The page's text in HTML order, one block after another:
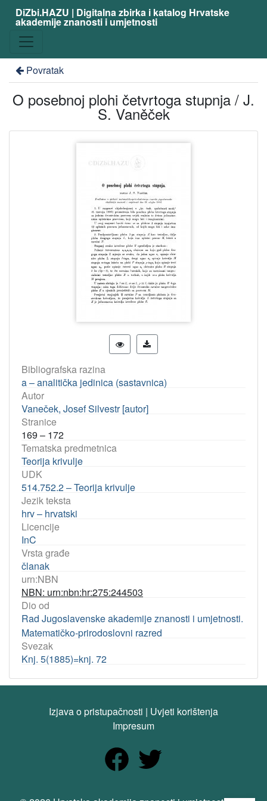
DiZbi.HAZU | Digitalna zbirka i katalog Hrvatske
akademije znanosti i umjetnosti
Povratak
O posebnoj plohi četvrtoga stupnja / J.
S. Vaněček
Bibliografska razina
a – analitička jedinica (sastavnica)
Autor
Vaneček, Josef Silvestr [autor]
Stranice
169 – 172
Tematska predmetnica
Teorija krivulje
UDK
514.752.2 – Teorija krivulje
Jezik teksta
hrv – hrvatski
Licencije
InC
Vrsta građe
članak
urn:NBN
NBN: urn:nbn:hr:275:244503
Dio od
Rad Jugoslavenske akademije znanosti i umjetnosti.
Matematičko-prirodoslovni razred
Svezak
Knj. 5(1885)=knj. 72
Izjava o pristupačnosti | Uvjeti korištenja
Impresum